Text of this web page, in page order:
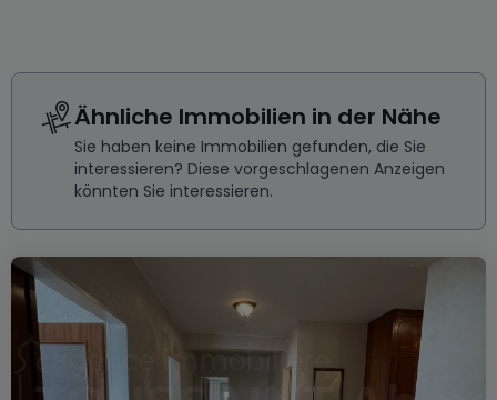
Ähnliche Immobilien in der Nähe
Sie haben keine Immobilien gefunden, die Sie
interessieren? Diese vorgeschlagenen Anzeigen
könnten Sie interessieren.